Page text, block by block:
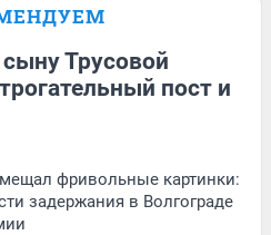
Трусовой
пост и
фривольные картинки:
задержания в Волгограде